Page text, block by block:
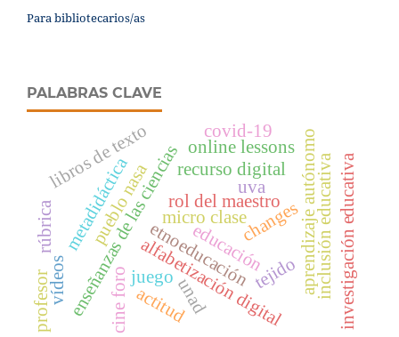
Para bibliotecarios/as
PALABRAS CLAVE
educación
enseñanzas de las ciencias
juego
uva
recurso digital aprendizaje autónomo
alfabetización digital
tejido
etnoeducación
pueblo nasa
metadidáctica
cine foro
rol del maestro
libros de texto
unad inclusión educativainvestigación educativa
changes
online lessons
actitud
rúbrica
vídeos
micro clase
profesor
covid-19